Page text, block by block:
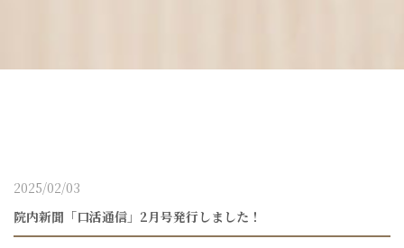
2025/02/03
院内新聞「口活通信」2月号発行しました！